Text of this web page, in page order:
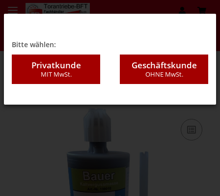
08GF - Vergussmasse Asphalt
Bitte wählen:
Privatkunde
MIT MwSt.
Geschäftskunde
OHNE MwSt.